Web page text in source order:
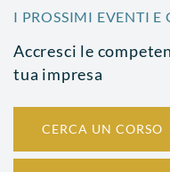
I PROSSIMI EVENTI E
Accresci le
tua impresa
CERCA UN CORSO